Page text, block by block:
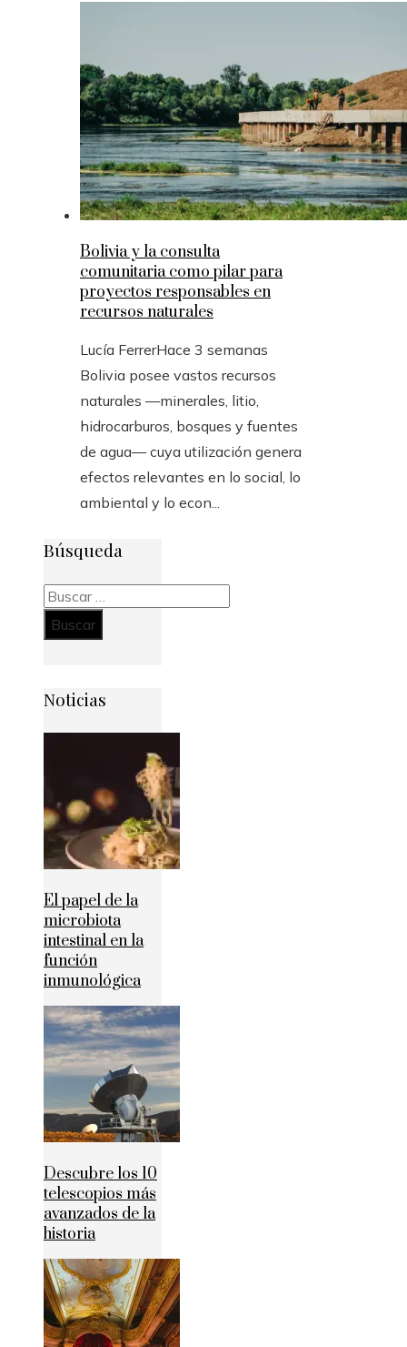
Bolivia y la consulta
comunitaria como pilar para
proyectos responsables en
recursos naturales
Lucía FerrerHace 3 semanas
Bolivia posee vastos recursos
naturales —minerales, litio,
hidrocarburos, bosques y fuentes
de agua— cuya utilización genera
efectos relevantes en lo social, lo
ambiental y lo econ...
Búsqueda
Buscar:
Noticias
El papel de la
microbiota
intestinal en la
función
inmunológica
Descubre los 10
telescopios más
avanzados de la
historia